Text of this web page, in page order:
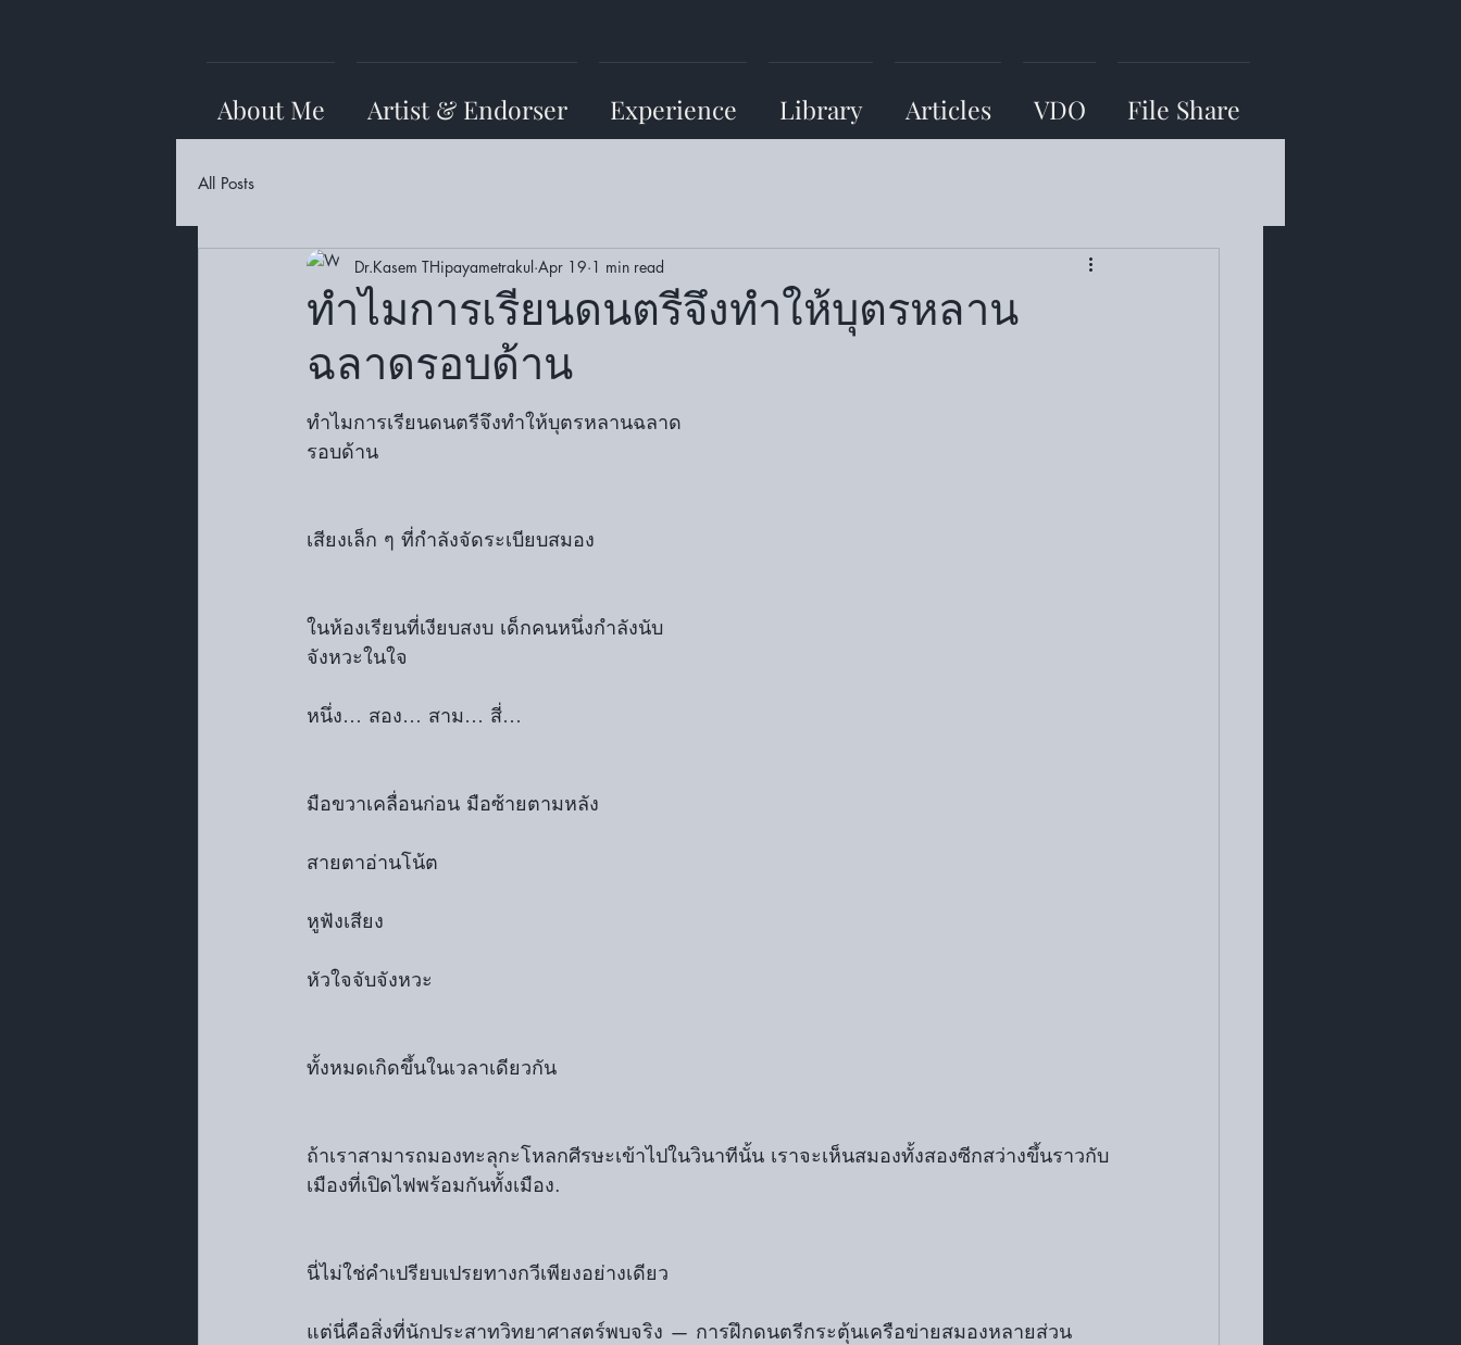
About Me Artist & Endorser Experience Library Articles VDO File Share
All Posts
ทำไมการเรียนดนตรีจึงทำให้บุตรหลาน
ฉลาดรอบด้าน
Dr.Kasem THipayametrakul Apr 19 1 min read
ทำไมการเรียนดนตรีจึงทำให้บุตรหลานฉลาด
รอบด้าน
เสียงเล็ก ๆ ที่กำลังจัดระเบียบสมอง
ในห้องเรียนที่เงียบสงบ เด็กคนหนึ่งกำลังนับ
จังหวะในใจ
หนึ่ง… สอง… สาม… สี่…
มือขวาเคลื่อนก่อน มือซ้ายตามหลัง
สายตาอ่านโน้ต
หูฟังเสียง
หัวใจจับจังหวะ
ทั้งหมดเกิดขึ้นในเวลาเดียวกัน
ถ้าเราสามารถมองทะลุกะโหลกศีรษะเข้าไปในวินาทีนั้น เราจะเห็นสมองทั้งสองซีกสว่างขึ้นราวกับ
เมืองที่เปิดไฟพร้อมกันทั้งเมือง.
นี่ไม่ใช่คำเปรียบเปรยทางกวีเพียงอย่างเดียว
แต่นี่คือสิ่งที่นักประสาทวิทยาศาสตร์พบจริง — การฝึกดนตรีกระตุ้นเครือข่ายสมองหลายส่วน